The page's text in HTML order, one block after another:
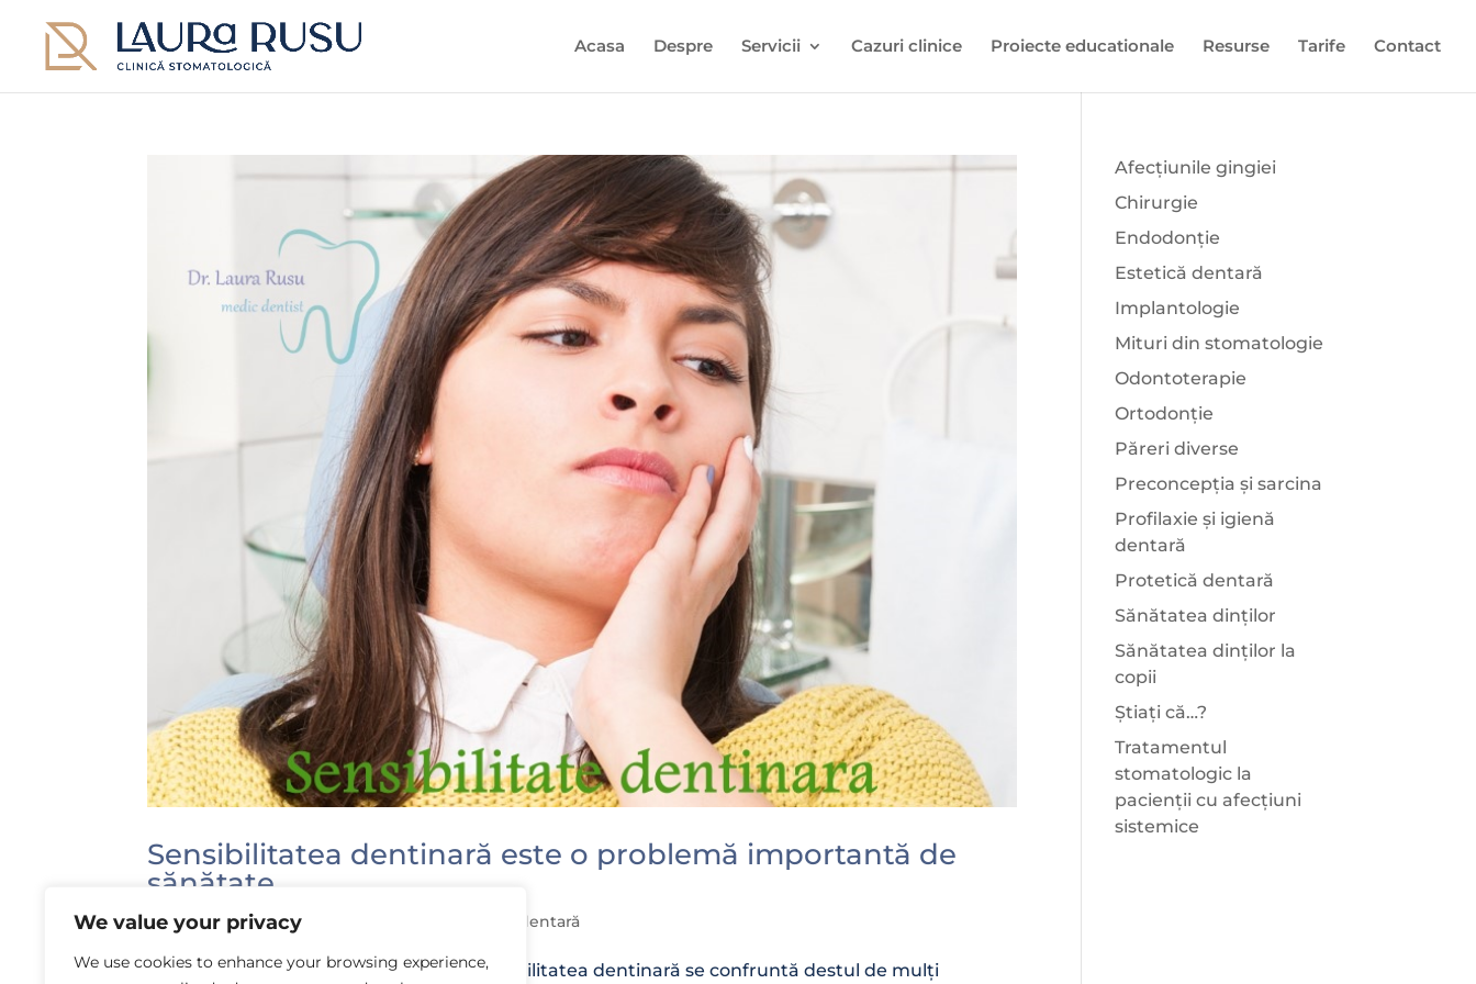
We value your privacy
We use cookies to enhance your browsing experience,
Acasa Despre Servicii Cazuri clinice Proiecte educationale Resurse Tarife Contact
Sensibilitatea dentinară este o problemă importantă de
sănătate
by Laura Rusu|Jun 12, 2015 Profilaxie și igienă dentară
Ce este sensibilitatea dentinară? Cu sensibilitatea dentinară se confruntă destul de mulți
Afecțiunile gingiei
Chirurgie
Endodonție
Estetică dentară
Implantologie
Mituri din stomatologie
Odontoterapie
Ortodonție
Păreri diverse
Preconcepția și sarcina
Profilaxie și igienă
dentară
Protetică dentară
Sănătatea dinților
Sănătatea dinților la
copii
Știați că…?
Tratamentul
stomatologic la
pacienții cu afecțiuni
sistemice